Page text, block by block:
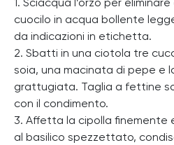
1. Sciacqua l’orzo per
cuocilo in acqua bollente
da indicazioni in etichetta.
2. Sbatti in una ciotola tre
soia, una macinata di pepe e
grattugiata. Taglia a fettine
con il condimento.
3. Affetta la cipolla finemente
al basilico spezzettato,